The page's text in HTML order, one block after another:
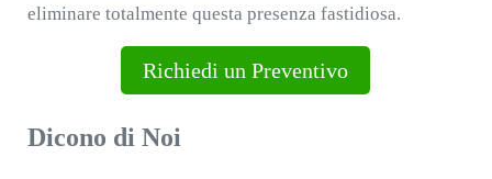
eliminare totalmente questa presenza fastidiosa.
Richiedi un Preventivo
Dicono di Noi